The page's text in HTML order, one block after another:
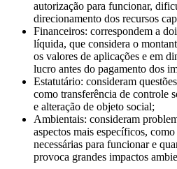
autorização para funcionar,
direcionamento dos recursos
Financeiros: correspondem a
líquida, que considera o
os valores de aplicações e em
lucro antes do pagamento dos
Estatutário: consideram
como transferência de controle
e alteração de objeto social;
Ambientais: consideram
aspectos mais específicos,
necessárias para funcionar e
provoca grandes impactos